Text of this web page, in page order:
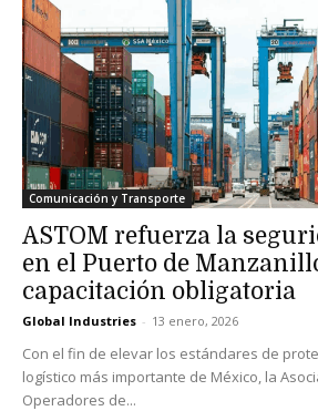
Comunicación y Transporte
ASTOM refuerza la
en el Puerto de
capacitación obligatoria
Global Industries - 13 enero, 2026
Con el fin de elevar los estándares de
logístico más importante de México, la
Operadores de...